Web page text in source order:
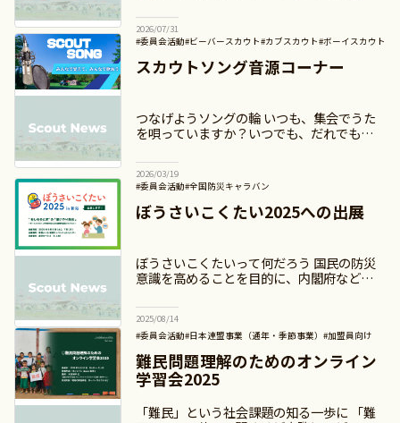
を求めて、故郷を捨てざるを得ない人々が何
千万人もいるのです。
2026/07/31
#委員会活動#ビーバースカウト#カブスカウト#ボーイスカウト
#ベンチャースカウト #ローバースカウト #加盟員向け
スカウトソング音源コーナー
つなげようソングの輪 いつも、集会でうた
を唄っていますか？いつでも、だれでも、ど
カウトソングの音源を制作しました。楽しい
集会になるようにぜひご活用ください！
2026/03/19
#委員会活動#全国防災キャラバン
#日本連盟事業（通年・季節事業）
ぼうさいこくたい2025への出展
ぼうさいこくたいって何だろう 国民の防災
意識を高めることを目的に、内閣府などが主
うさいこくたい（防災推進国民大会）」。
10回目を迎える2025年は
2025/08/14
#委員会活動#日本連盟事業（通年・季節事業） #加盟員向け
難民問題理解のためのオンライン
学習会2025
「難民」という社会課題の知る一歩に 「難